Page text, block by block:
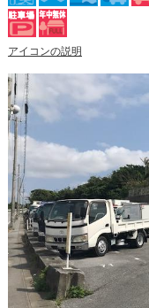
アイコンの説明